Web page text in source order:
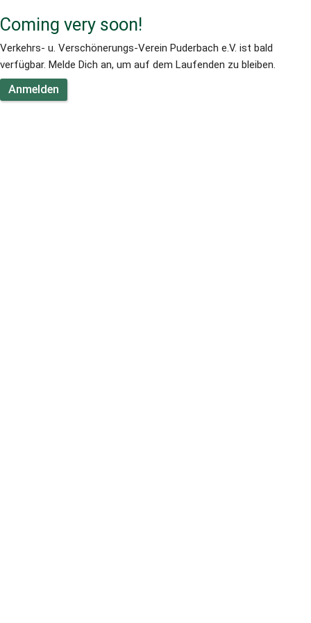
Coming very soon!
Verkehrs- u. Verschönerungs-Verein Puderbach e.V. ist bald
verfügbar. Melde Dich an, um auf dem Laufenden zu bleiben.
Anmelden